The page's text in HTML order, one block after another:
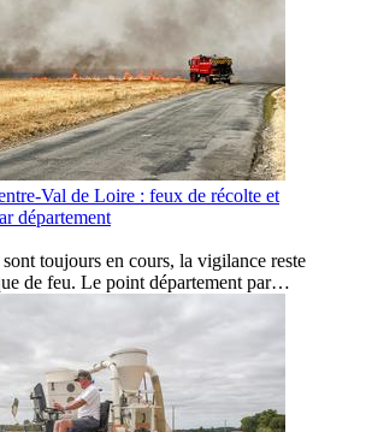
Val de Loire : feux de récolte et
département
toujours en cours, la vigilance reste
de feu. Le point département par…